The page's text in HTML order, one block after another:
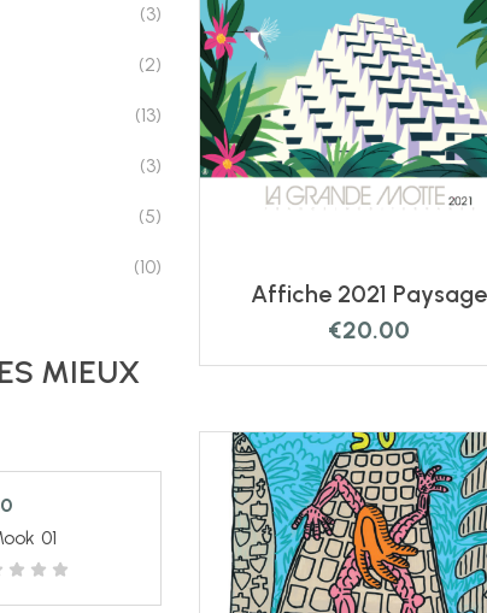
(3)
(2)
(13)
(3)
(5)
(10)
MIEUX
01
Affiche 2021 Paysage
€20.00